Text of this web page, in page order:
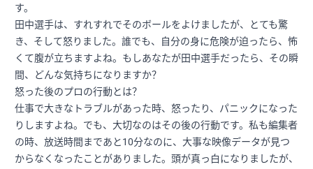
す。
田中選手は、すれすれでそのボールをよけましたが、とても驚
き、そして怒りました。誰でも、自分の身に危険が迫ったら、怖
くて腹が立ちますよね。もしあなたが田中選手だったら、その瞬
間、どんな気持ちになりますか？
怒った後のプロの行動とは？
仕事で大きなトラブルがあった時、怒ったり、パニックになった
りしますよね。でも、大切なのはその後の行動です。私も編集者
の時、放送時間まであと10分なのに、大事な映像データが見つ
からなくなったことがありました。頭が真っ白になりましたが、